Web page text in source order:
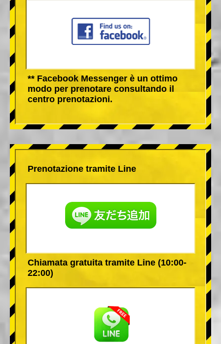
** Facebook Messenger è un ottimo
modo per prenotare consultando il
centro prenotazioni.
Prenotazione tramite Line
Chiamata gratuita tramite Line (10:00-
22:00)